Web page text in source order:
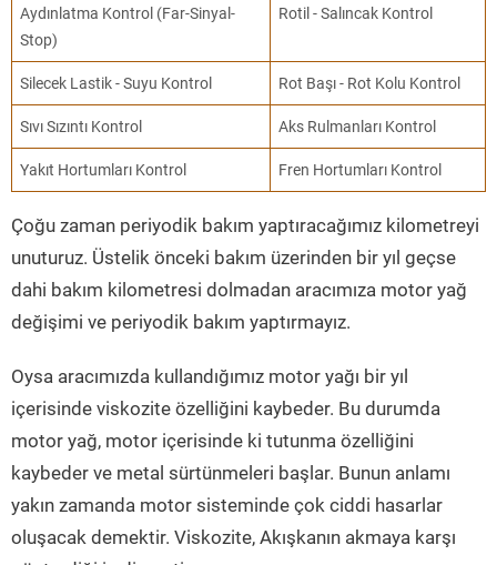
Aydınlatma Kontrol (Far-Sinyal-
Stop)
Rotil - Salıncak Kontrol
Silecek Lastik - Suyu Kontrol Rot Başı - Rot Kolu Kontrol
Sıvı Sızıntı Kontrol Aks Rulmanları Kontrol
Yakıt Hortumları Kontrol Fren Hortumları Kontrol
Çoğu zaman periyodik bakım yaptıracağımız kilometreyi
unuturuz. Üstelik önceki bakım üzerinden bir yıl geçse
dahi bakım kilometresi dolmadan aracımıza motor yağ
değişimi ve periyodik bakım yaptırmayız.
Oysa aracımızda kullandığımız motor yağı bir yıl
içerisinde viskozite özelliğini kaybeder. Bu durumda
motor yağ, motor içerisinde ki tutunma özelliğini
kaybeder ve metal sürtünmeleri başlar. Bunun anlamı
yakın zamanda motor sisteminde çok ciddi hasarlar
oluşacak demektir. Viskozite, Akışkanın akmaya karşı